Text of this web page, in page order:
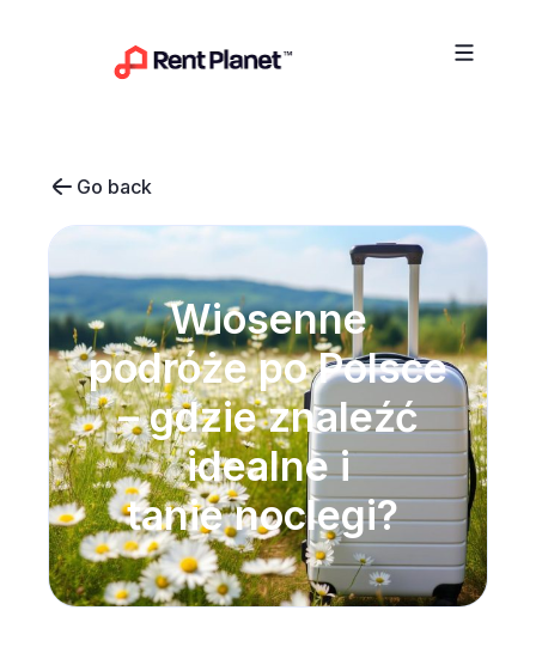
Go back
Wiosenne
podróże po Polsce
– gdzie znaleźć
idealne i
tanie noclegi?